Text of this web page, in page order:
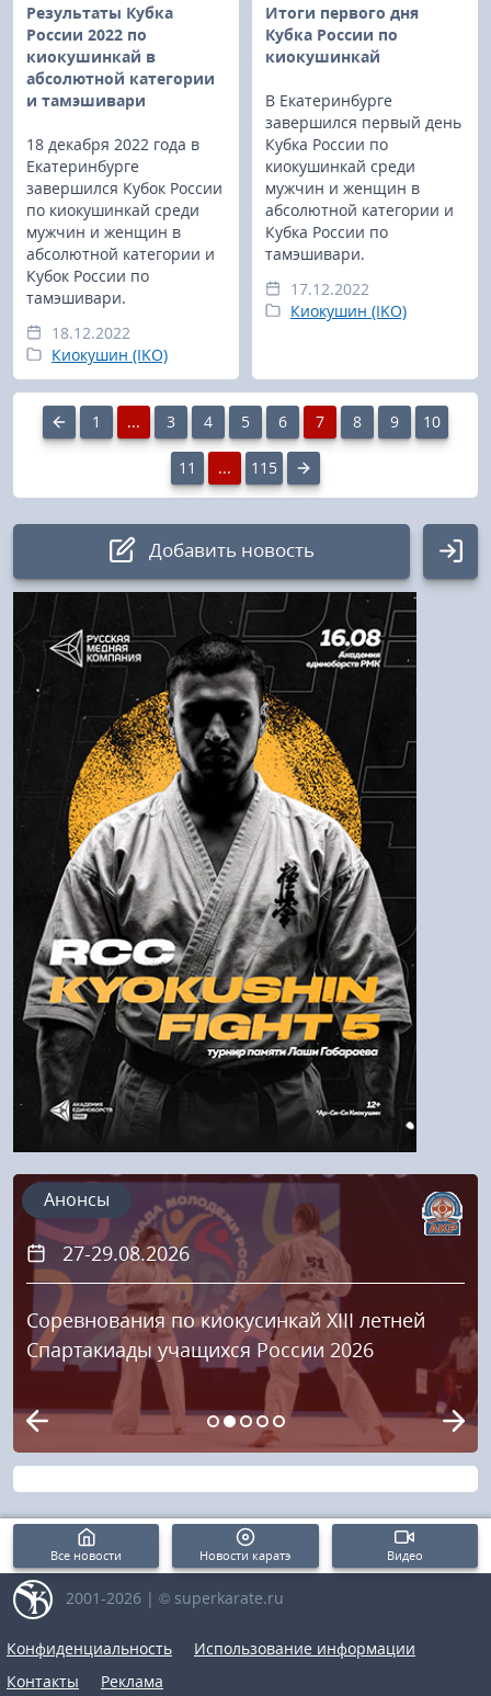
Результаты Кубка
России 2022 по
киокушинкай в
абсолютной категории
и тамэшивари
18 декабря 2022 года в
Екатеринбурге
завершился Кубок России
по киокушинкай среди
мужчин и женщин в
абсолютной категории и
Кубок России по
тамэшивари.
18.12.2022
Киокушин (IKO)
Итоги первого дня
Кубка России по
киокушинкай
В Екатеринбурге
завершился первый день
Кубка России по
киокушинкай среди
мужчин и женщин в
абсолютной категории и
Кубка России по
тамэшивари.
17.12.2022
Киокушин (IKO)
1 ... 3 4 5 6 7 8 9 10
11 ... 115
Добавить новость
Авторизация
Логин:
Пароль
Войти
Напомнить пароль
Регистрация
27-29.08.2026
Соревнования по киокусинкай XIII летней
Спартакиады учащихся России 2026
Анонсы
Все новости Новости каратэ Видео
2001-2026 | © superkarate.ru
Конфиденциальность
Использование информации
Контакты
Реклама